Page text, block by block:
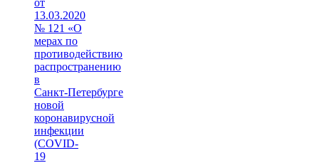
13.03.2020
№ 121 «О
мерах по
противодействию
распространению
в
Санкт‑Петербурге
новой
коронавирусной
инфекции
(COVID-
19